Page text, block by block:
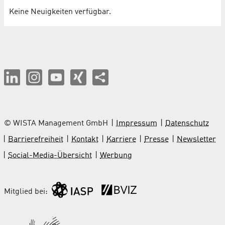
Keine Neuigkeiten verfügbar.
© WISTA Management GmbH Impressum
Datenschutz
Barrierefreiheit
Kontakt Karriere Presse
Newsletter
Social-Media-Übersicht
Werbung
Mitglied bei: